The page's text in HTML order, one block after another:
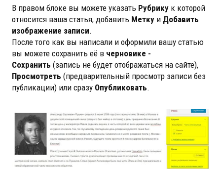
В правом блоке вы можете указать Рубрику к которой
относится ваша статья, добавить Метку и Добавить
изображение записи.
После того как вы написали и оформили вашу статью
вы можете сохранить её в черновике -
Сохранить (запись не будет отображаться на сайте),
Просмотреть (предварительный просмотр записи без
публикации) или сразу Опубликовать.